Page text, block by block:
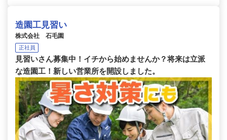
造園工見習い
株式会社 石毛園
正社員
見習いさん募集中！イチから始めませんか？将来は立派
な造園工！新しい営業所を開設しました。